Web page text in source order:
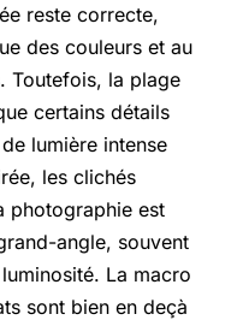
reste correcte,
des couleurs et au
Toutefois, la plage
certains détails
lumière intense
les clichés
photographie est
angle, souvent
La macro
sont bien en deçà